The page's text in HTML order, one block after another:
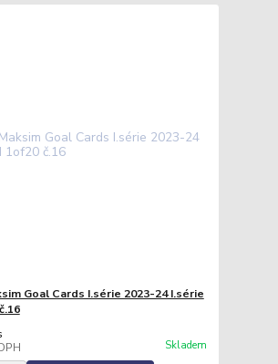
Goal Cards I.série 2023-24 I.série
Skladem